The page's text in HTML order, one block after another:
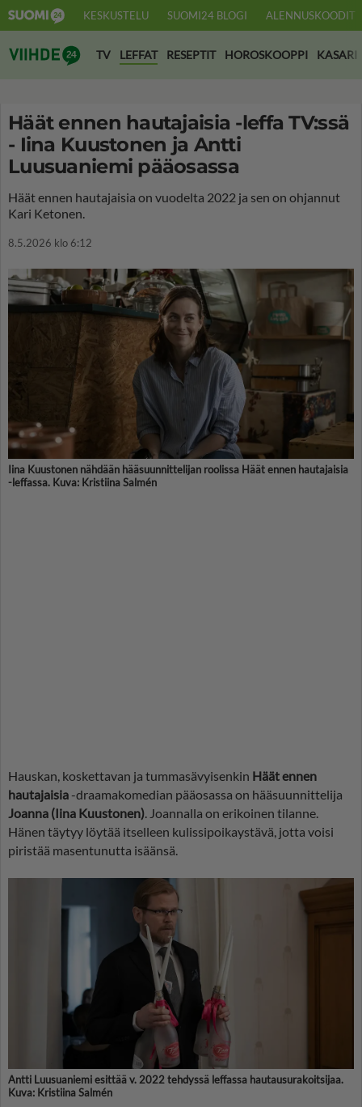
KESKUSTELU SUOMI24 BLOGI ALENNUSKOODIT
Suomi24 Viihde
TV LEFFAT RESEPTIT HOROSKOOPPI KASARI
Häät ennen hautajaisia -leffa TV:ssä
- Iina Kuustonen ja Antti
Luusuaniemi pääosassa
Häät ennen hautajaisia on vuodelta 2022 ja sen on ohjannut
Kari Ketonen.
8.5.2026 klo 6:12
Iina Kuustonen nähdään hääsuunnittelijan roolissa Häät ennen hautajaisia
-leffassa. Kuva: Kristiina Salmén
Hauskan, koskettavan ja tummasävyisenkin Häät ennen
hautajaisia -draamakomedian pääosassa on hääsuunnittelija
Joanna (Iina Kuustonen). Joannalla on erikoinen tilanne.
Hänen täytyy löytää itselleen kulissipoikaystävä, jotta voisi
piristää masentunutta isäänsä.
Antti Luusuaniemi esittää v. 2022 tehdyssä leffassa hautausurakoitsijaa.
Kuva: Kristiina Salmén